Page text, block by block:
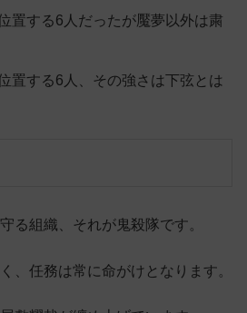
置する6人だったが魘夢以外は粛
置する6人、その強さは下弦とは
る組織、それが鬼殺隊です。
、任務は常に命がけとなります。